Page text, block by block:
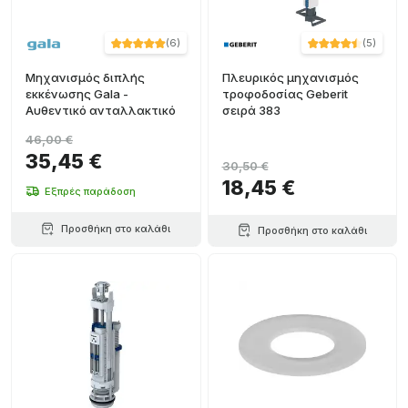
(6)
Μηχανισμός διπλής
εκκένωσης Gala -
Αυθεντικό ανταλλακτικό
35,45 €
46,00 €
Εξπρές παράδοση
Προσθήκη στο καλάθι
(5)
Πλευρικός μηχανισμός
τροφοδοσίας Geberit
σειρά 383
18,45 €
30,50 €
Προσθήκη στο καλάθι